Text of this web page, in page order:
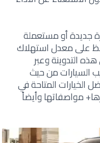
جديدة أو مستعملة
على معدل استهلاك
التدوينة وعبر
السيارات من حيث
الخيارات المتاحة في
مواصفاتها وأيضاً